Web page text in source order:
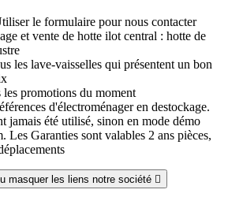
le formulaire pour nous contacter
et vente de hotte ilot central : hotte de
les lave-vaisselles qui présentent un bon
les promotions du moment
d'électroménager en destockage.
jamais été utilisé, sinon en mode démo
Les Garanties sont valables 2 ans pièces,
masquer les liens notre société 